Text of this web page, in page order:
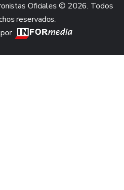
Oficiales © 2026. Todos
reservados.